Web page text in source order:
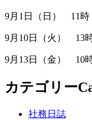
9月1日（日） 11
9月10日（火） 13
9月13日（金） 10
カテゴリー
社務日誌